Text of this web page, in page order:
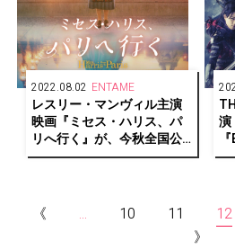
2022.08.02 ENTAME
レスリー・マンヴィル主演
映画『ミセス・ハリス、パ
リへ行く』が、今秋全国公
開決定！
演
る
《 ... 10 11 12
》